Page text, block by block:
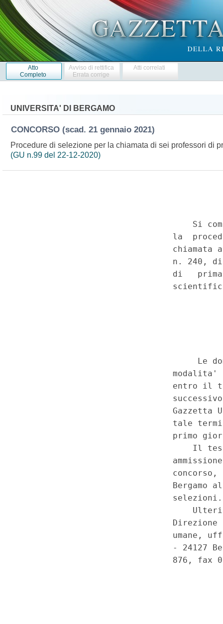
Atto
Completo
Avviso di rettifica
Errata corrige
Atti correlati
UNIVERSITA' DI BERGAMO
CONCORSO (scad. 21 gennaio 2021)
Procedure di selezione per la chiamata di sei professori di
(GU n.99 del 22-12-2020)